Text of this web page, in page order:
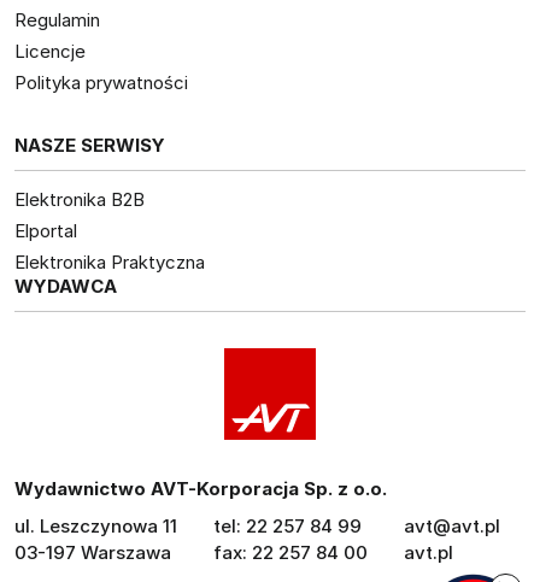
Regulamin
Licencje
Polityka prywatności
NASZE SERWISY
Elektronika B2B
Elportal
Elektronika Praktyczna
WYDAWCA
Wydawnictwo AVT-Korporacja Sp. z o.o.
ul. Leszczynowa 11
03-197 Warszawa
tel: 22 257 84 99
fax: 22 257 84 00
avt@avt.pl
avt.pl